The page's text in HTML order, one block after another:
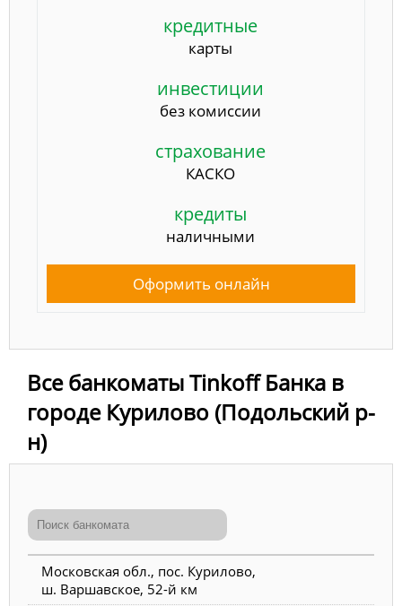
кредитные
карты
инвестиции
без комиссии
страхование
КАСКО
кредиты
наличными
Оформить онлайн
Все банкоматы Tinkoff Банка в
городе Курилово (Подольский р-
н)
Московская обл., пос. Курилово,
ш. Варшавское, 52-й км